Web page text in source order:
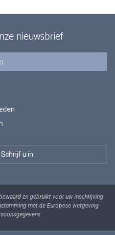
nieuwsbrief
en gebruikt voor uw inschrijving
met de Europese wetgeving